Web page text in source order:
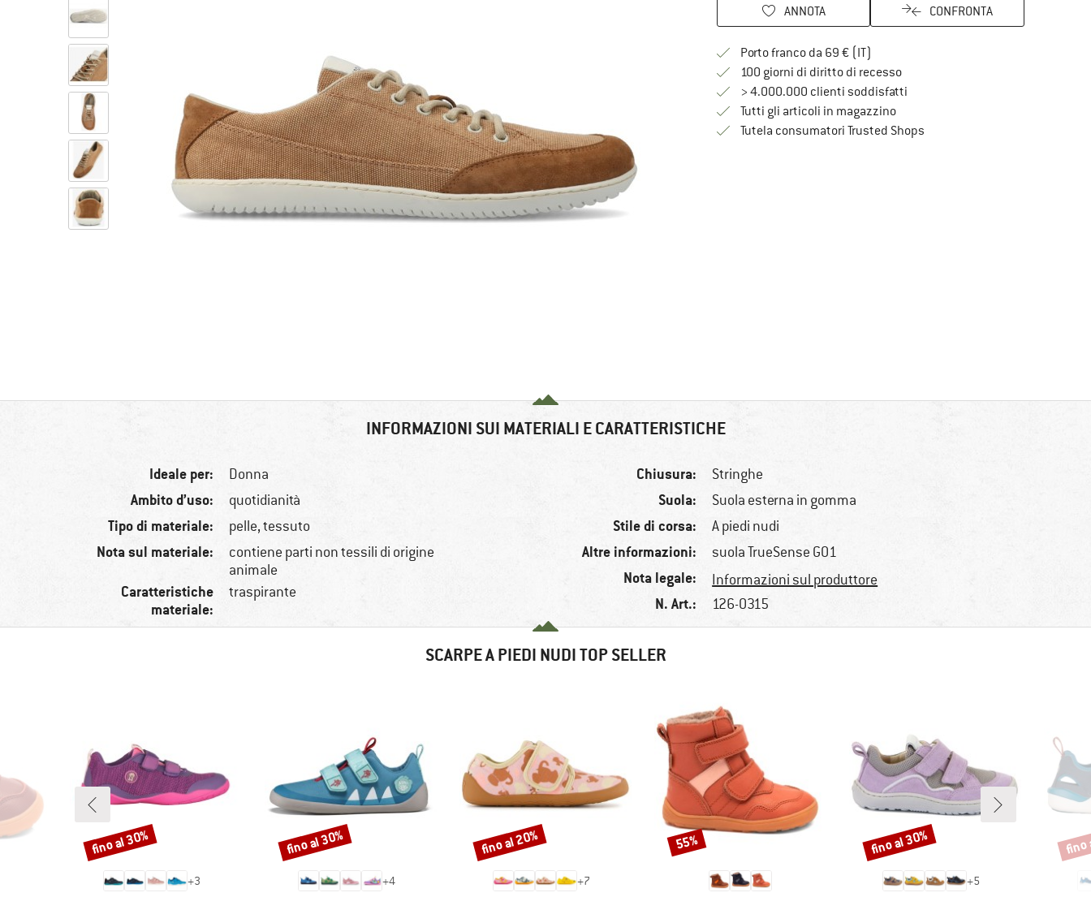
ANNOTA CONFRONTA
Porto franco da 69 € (IT)
100 giorni di diritto di recessoVai alla politica di recesso qui Si
> 4.000.000 clienti soddisfatti
Tutti gli articoli in magazzino
Tutela consumatori Trusted ShopsTrovi tutte le informazioni qui!
INFORMAZIONI SUI MATERIALI E CARATTERISTICHE
Ideale per: Donna
Ambito d’uso: quotidianità
Tipo di materiale: pelle, tessuto
Nota sul materiale:
contiene parti non tessili di origine
animale
Caratteristiche
materiale:
traspirante
Chiusura: Stringhe
Suola: Suola esterna in gomma
Stile di corsa: A piedi nudi
Altre informazioni: suola TrueSense GO1
Nota legale: Informazioni sul produttore
N. Art.: 126-0315
SCARPE A PIEDI NUDI TOP SELLER
+3
Sconto
fino al 30%
+4
Sconto
fino al 30%
+7
Sconto
fino al 20% Sconto
55%
+5
Sconto
fino al 30% fino